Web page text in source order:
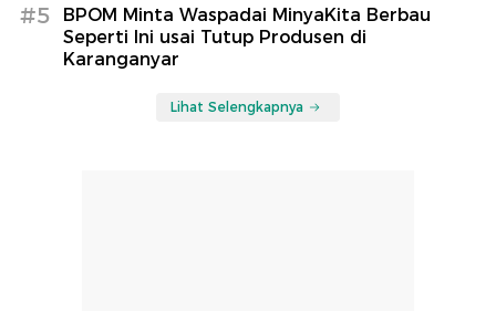
#5
BPOM Minta Waspadai MinyaKita Berbau
Seperti Ini usai Tutup Produsen di
Karanganyar
Lihat Selengkapnya